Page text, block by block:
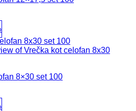
8×30 set 100